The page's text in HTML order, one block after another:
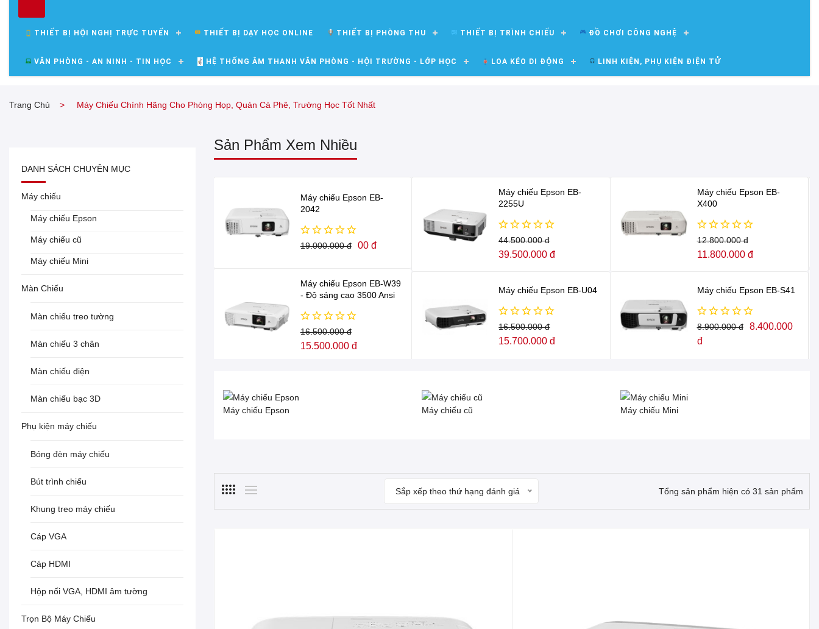
THIẾT BỊ HỘI NGHỊ TRỰC TUYẾN THIẾT BỊ DẠY HỌC ONLINE THIẾT BỊ PHÒNG THU THIẾT BỊ TRÌNH CHIẾU ĐỒ CHƠI CÔNG NGHỆ
VĂN PHÒNG - AN NINH - TIN HỌC HỆ THỐNG ÂM THANH VĂN PHÒNG - HỘI TRƯỜNG - LỚP HỌC LOA KÉO DI ĐỘNG LINH KIỆN, PHỤ KIỆN ĐIỆN TỬ
Trang Chủ Máy Chiếu Chính Hãng Cho Phòng Họp, Quán Cà Phê, Trường Học Tốt Nhất
DANH SÁCH CHUYÊN MỤC
Máy chiếu
Máy chiếu Epson
Máy chiếu cũ
Máy chiếu Mini
Màn Chiếu
Màn chiếu treo tường
Màn chiếu 3 chân
Màn chiếu điện
Màn chiếu bạc 3D
Phụ kiện máy chiếu
Bóng đèn máy chiếu
Bút trình chiếu
Khung treo máy chiếu
Cáp VGA
Cáp HDMI
Hộp nối VGA, HDMI âm tường
Trọn Bộ Máy Chiếu
Sản Phẩm Xem Nhiều
Máy chiếu Epson EB-
2042
19.000.000 đ 00 đ
Máy chiếu Epson EB-W39
- Độ sáng cao 3500 Ansi
16.500.000 đ
15.500.000 đ
Máy chiếu Epson EB-
2255U
44.500.000 đ
39.500.000 đ
Máy chiếu Epson EB-U04
16.500.000 đ
15.700.000 đ
Máy chiếu Epson EB-
X400
12.800.000 đ
11.800.000 đ
Máy chiếu Epson EB-S41
8.900.000 đ
8.400.000
đ
Máy chiếu Epson Máy chiếu cũ Máy chiếu Mini
Sắp xếp theo thứ hạng đánh giá Tổng sản phẩm hiện có 31 sản phẩm